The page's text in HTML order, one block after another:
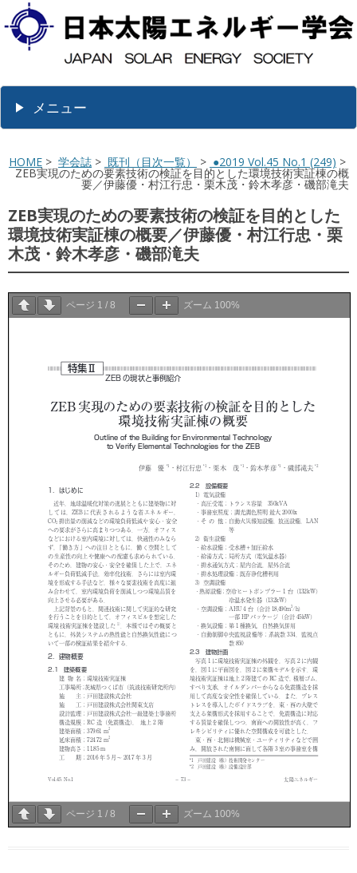
メニュー
HOME > 学会誌 > 既刊（目次一覧） > ●2019 Vol.45 No.1 (249) >
ZEB実現のための要素技術の検証を目的とした環境技術実証棟の概
要／伊藤優・村江行忠・栗木茂・鈴木孝彦・磯部滝夫
ZEB実現のための要素技術の検証を目的とした
環境技術実証棟の概要／伊藤優・村江行忠・栗
木茂・鈴木孝彦・磯部滝夫
ページ 1 / 8 ズーム 100%
ページ 1 / 8 ズーム 100%